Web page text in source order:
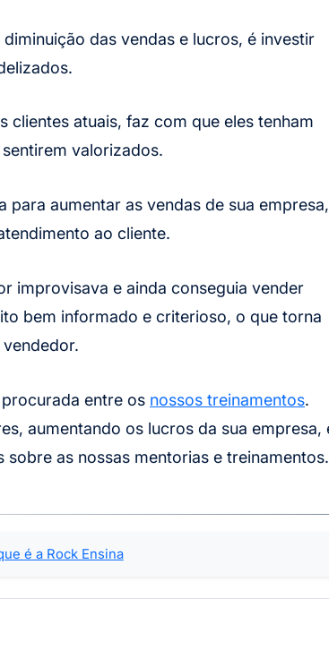
das vendas e lucros, é investir
atuais, faz com que eles tenham
valorizados.
aumentar as vendas de sua empresa,
ao cliente.
improvisava e ainda conseguia vender
bem informado e criterioso, o que torna
entre os nossos treinamentos.
aumentando os lucros da sua empresa,
as nossas mentorias e treinamentos.
é a Rock Ensina